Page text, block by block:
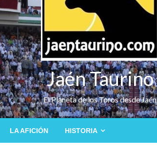
Jaén Taurino
El Planeta de los Toros desde Jaén
LA AFICIÓN HISTORIA